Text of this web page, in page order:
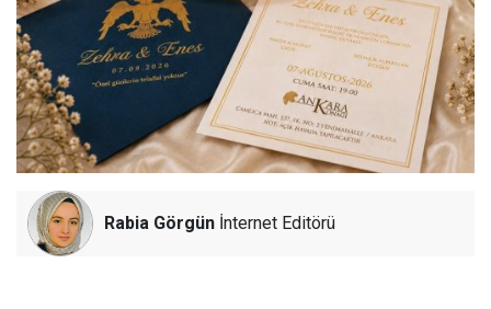
Rabia Görgün İnternet Editörü